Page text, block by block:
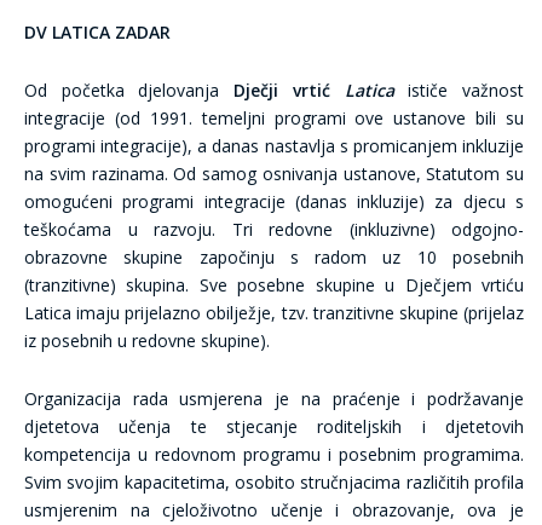
DV LATICA ZADAR
Od početka djelovanja Dječji vrtić Laticaističe važnost
integracije (od 1991. temeljni programi ove ustanove bili su
programi integracije), a danas nastavlja s promicanjem inkluzije
na svim razinama. Od samog osnivanja ustanove, Statutom su
omogućeni programi integracije (danas inkluzije) za djecu s
teškoćama u razvoju. Tri redovne (inkluzivne) odgojno-
obrazovne skupine započinju s radom uz 10 posebnih
(tranzitivne) skupina. Sve posebne skupine u Dječjem vrtiću
Latica imaju prijelazno obilježje, tzv. tranzitivne skupine (prijelaz
iz posebnih u redovne skupine).
Organizacija rada usmjerena je na praćenje i podržavanje
djetetova učenja te stjecanje roditeljskih i djetetovih
kompetencija u redovnom programu i posebnim programima.
Svim svojim kapacitetima, osobito stručnjacima različitih profila
usmjerenim na cjeloživotno učenje i obrazovanje, ova je